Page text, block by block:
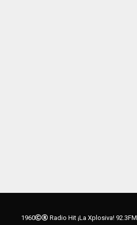
1960 Radio Hit ¡La Xplosiva! 92.3FM